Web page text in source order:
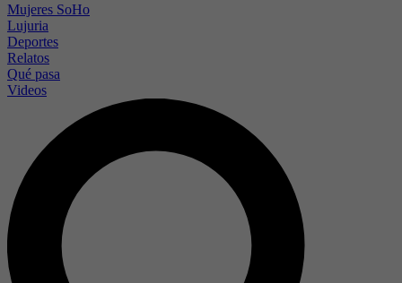
Mujeres SoHo
Lujuria
Deportes
Relatos
Qué pasa
Videos